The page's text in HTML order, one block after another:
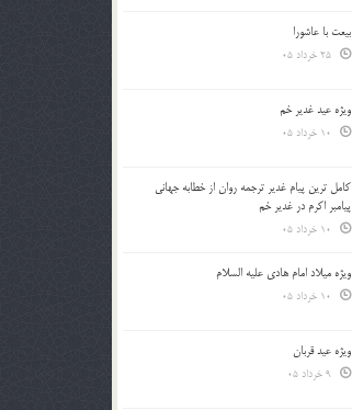
بیعت با عاشورا
ویژه عید غدیر خم
کامل ترین پیام غدیر ترجمه روان از خطابه جهانی
پیامبر اکرم در غدیر خم
ویژه میلاد امام هادی علیه السلام
ویژه عید قربان